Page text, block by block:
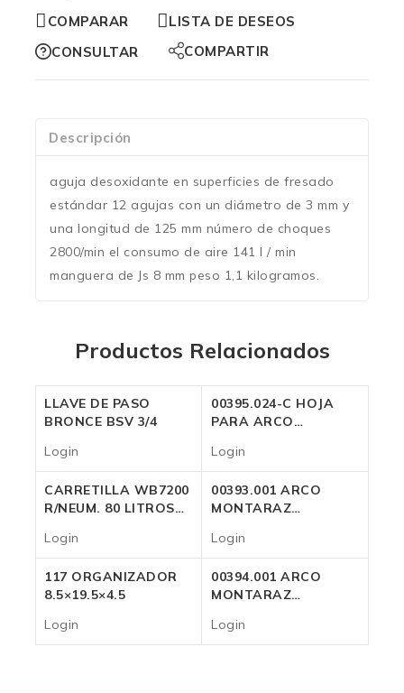
COMPARAR
LISTA DE DESEOS
CONSULTAR
COMPARTIR
Descripción
aguja desoxidante en superficies de fresado
estándar 12 agujas con un diámetro de 3 mm y
una longitud de 125 mm número de choques
2800/min el consumo de aire 141 l / min
manguera de Js 8 mm peso 1,1 kilogramos.
Productos Relacionados
LLAVE DE PASO
BRONCE BSV 3/4
Login
00395.024-C HOJA
PARA ARCO
Login
CARRETILLA WB7200
R/NEUM. 80 LITROS
Login
00393.001 ARCO
MONTARAZ
Login
117 ORGANIZADOR
8.5×19.5×4.5
Login
00394.001 ARCO
MONTARAZ
Login